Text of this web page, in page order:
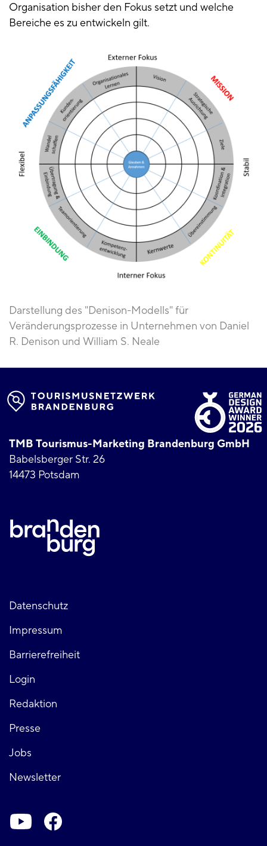
Organisation bisher den Fokus setzt und welche
Bereiche es zu entwickeln gilt.
Darstellung des "Denison-Modells" für
Veränderungsprozesse in Unternehmen von Daniel
R. Denison und William S. Neale
TMB Tourismus-Marketing Brandenburg GmbH
Babelsberger Str. 26
14473 Potsdam
Fußzeile
links
Datenschutz
Impressum
Barrierefreiheit
Login
Fußzeile
rechts
Redaktion
Presse
Jobs
Newsletter
Soziale-